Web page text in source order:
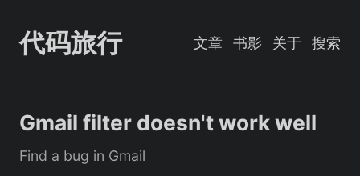
代码旅行 文章 书影 关于 搜索
Gmail filter doesn't work well
Find a bug in Gmail